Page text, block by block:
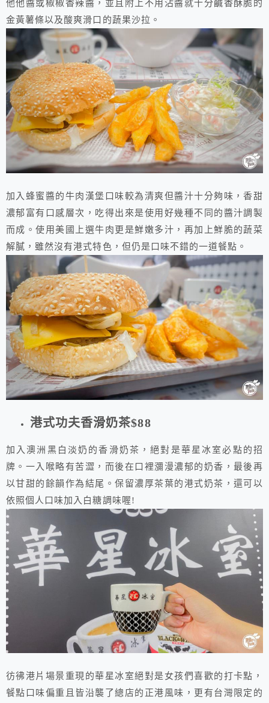
他他醬或椒椒香辣醬，並且附上不用沾醬就十分鹹香酥脆的
金黃薯條以及酸爽滑口的蔬果沙拉。
加入蜂蜜醬的牛肉漢堡口味較為清爽但醬汁十分夠味，香甜
濃郁富有口感層次，吃得出來是使用好幾種不同的醬汁調製
而成。使用美國上選牛肉更是鮮嫩多汁，再加上鮮脆的蔬菜
解膩，雖然沒有港式特色，但仍是口味不錯的一道餐點。
港式功夫香滑奶茶$88
加入澳洲黑白淡奶的香滑奶茶，絕對是華星冰室必點的招
牌。一入喉略有苦澀，而後在口裡瀰漫濃郁的奶香，最後再
以甘甜的餘韻作為結尾。保留濃厚茶葉的港式奶茶，還可以
依照個人口味加入白糖調味喔!
彷彿港片場景重現的華星冰室絕對是女孩們喜歡的打卡點，
餐點口味偏重且皆沿襲了總店的正港風味，更有台灣限定的